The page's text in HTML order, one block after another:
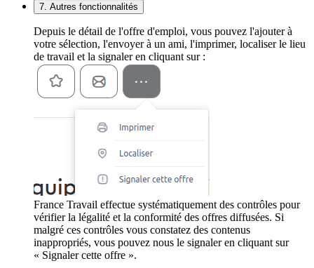
7. Autres fonctionnalités
Depuis le détail de l'offre d'emploi, vous pouvez l'ajouter à
votre sélection, l'envoyer à un ami, l'imprimer, localiser le lieu
de travail et la signaler en cliquant sur :
France Travail effectue systématiquement des contrôles pour
vérifier la légalité et la conformité des offres diffusées. Si
malgré ces contrôles vous constatez des contenus
inappropriés, vous pouvez nous le signaler en cliquant sur
« Signaler cette offre ».